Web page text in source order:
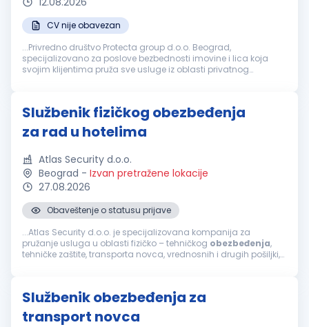
CV nije obavezan
...Privredno društvo Protecta group d.o.o. Beograd,
specijalizovano za poslove bezbednosti imovine i lica koja
svojim klijentima pruža sve usluge iz oblasti privatnog
Službenik fizičkog obezbeđenja
za rad u hotelima
Atlas Security d.o.o.
Beograd - Izvan pretražene lokacije
27.08.2026
Obaveštenje o statusu prijave
...Atlas Security d.o.o. je specijalizovana kompanija za
pružanje usluga u oblasti fizičko – tehničkog obezbeđenja,
tehničke zaštite, transporta novca, vrednosnih i drugih pošiljki,
Službenik obezbeđenja za
transport novca